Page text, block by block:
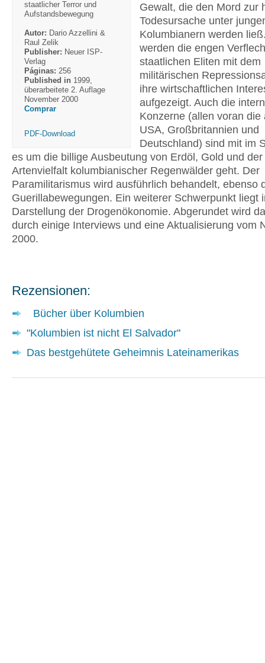
staatlicher Terror und
Aufstandsbewegung
Autor: Dario Azzellini &
Raul Zelik
Publisher: Neuer ISP-
Verlag
Páginas: 256
Published in 1999,
überarbeitete 2. Auflage
November 2000
Comprar
PDF-Download
Gewalt, die den Mord zur
Todesursache unter
Kolumbianern werden
werden die engen
staatlichen Eliten mit dem
militärischen
ihre wirtschaftlichen
aufgezeigt. Auch die
Konzerne (allen voran die
USA, Großbritannien und
Deutschland) sind mit im
es um die billige Ausbeutung von Erdöl, Gold und
Artenvielfalt kolumbianischer Regenwälder geht. Der
Paramilitarismus wird ausführlich behandelt, ebenso
Guerillabewegungen. Ein weiterer Schwerpunkt liegt
Darstellung der Drogenökonomie. Abgerundet wird
durch einige Interviews und eine Aktualisierung vom
2000.
Rezensionen:
Bücher über Kolumbien
"Kolumbien ist nicht El Salvador"
Das bestgehütete Geheimnis Lateinamerikas